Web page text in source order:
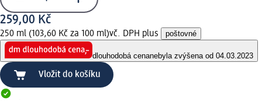
259,00 Kč
250 ml (103,60 Kč za 100 ml)vč. DPH plus poštovné
dlouhodobá cenanebyla zvýšena od 04.03.2023
Vložit do košíku